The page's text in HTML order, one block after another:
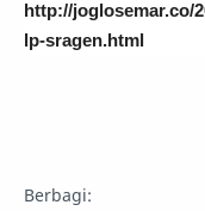
http://joglosemar.co/
lp-sragen.html